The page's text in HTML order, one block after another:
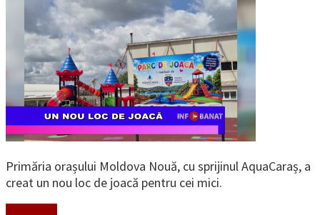
Primăria orașului Moldova Nouă, cu sprijinul AquaCaraș, a
creat un nou loc de joacă pentru cei mici.